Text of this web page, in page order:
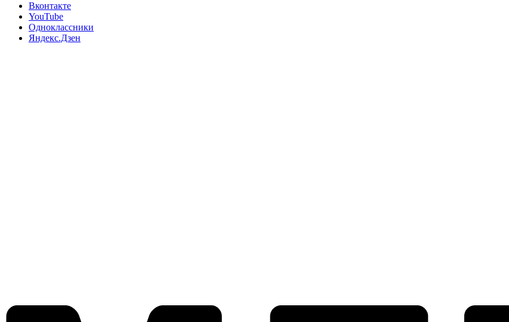
Вконтакте
YouTube
Одноклассники
Яндекс.Дзен